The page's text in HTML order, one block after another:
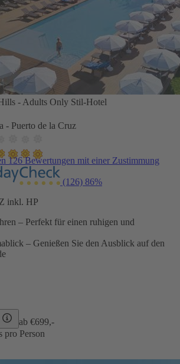
- Adults Only Stil-Hotel
- Puerto de la Cruz
126 Bewertungen mit einer Zustimmung
(126) 86%
inkl. HP
– Perfekt für einen ruhigen und
– Genießen Sie den Ausblick auf den
ab €699,-
pro Person